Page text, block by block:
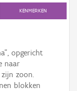
KENMERKEN
opgericht
naar
zoon.
blokken